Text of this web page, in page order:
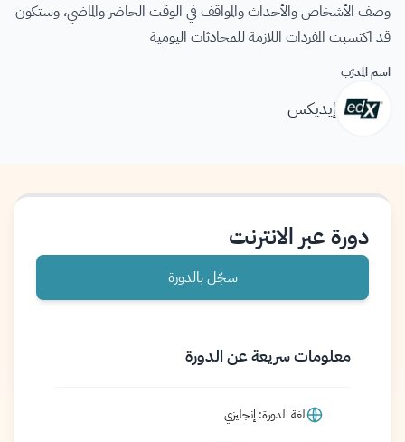
وصف الأشخاص والأحداث والمواقف في الوقت الحاضر والماضي، وستكون
قد اكتسبت المفردات اللازمة للمحادثات اليومية
اسم المدرّب
إيديكس
دورة عبر الانترنت
سجّل بالدورة
معلومات سريعة عن الدورة
لغة الدورة: إنجليزي